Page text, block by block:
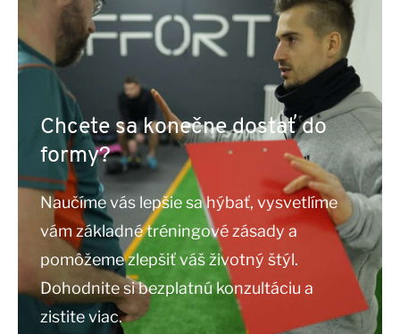
Chcete sa konečne dostať do
formy?
Naučíme vás lepšie sa hýbať, vysvetlíme
vám základné tréningové zásady a
pomôžeme zlepšiť váš životný štýl.
Dohodnite si bezplatnú konzultáciu a
zistite viac.